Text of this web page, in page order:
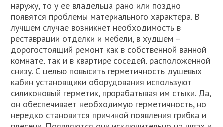
наружу, то у ее владельца рано или поздно
появятся проблемы материального характера. В
лучшем случае возникнет необходимость в
реставрации отделки и мебели, в худшем –
дорогостоящий ремонт как в собственной ванной
комнате, так и в квартире соседей, расположенной
снизу. С целью повысить герметичность душевых
кабин установщики оборудования используют
силиконовый герметик, прорабатывая им стыки. Да,
он обеспечивает необходимую герметичность, но
нередко становится причиной появления грибка и